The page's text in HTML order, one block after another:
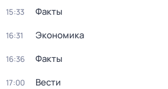
15:33 Факты
16:31 Экономика
16:36 Факты
17:00 Вести